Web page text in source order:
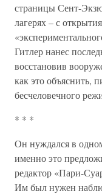
страницы Сент-
лагерях – с
Гитлер нанес
восстановив
как это объяснить,
бесчеловечного
* * *
Он нуждался в
именно это
редактор «Пари-
Им был нужен